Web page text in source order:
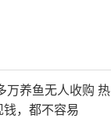
万养鱼无人收购 热
，都不容易